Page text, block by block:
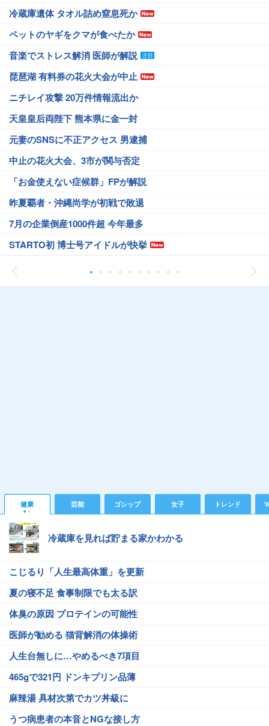
冷蔵庫遺体 タオル詰め窒息死か
ペットのヤギをクマが食べたか
音楽でストレス解消 医師が解説
琵琶湖 有料券の花火大会が中止
ニチレイ攻撃 20万件情報流出か
天皇皇后両陛下 熊本県に金一封
元妻のSNSに不正アクセス 男逮捕
中止の花火大会、3市が関与否定
「お金使えない症候群」FPが解説
昨夏覇者・沖縄尚学が初戦で敗退
7月の企業倒産1000件超 今年最多
STARTO初 博士号アイドルが快挙
健康 芸能 ゴシップ 女子 トレンド
冷蔵庫を見れば貯まる家かわかる
こじるり「人生最高体重」を更新
夏の寝不足 食事制限でも太る訳
体臭の原因 プロテインの可能性
医師が勧める 猫背解消の体操術
人生台無しに…やめるべき7項目
465gで321円 ドンキプリン品薄
麻辣湯 具材次第でカツ丼級に
うつ病患者の本音とNGな接し方